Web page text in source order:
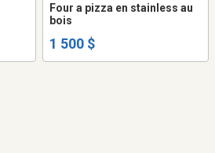
Four a pizza en stainless au
bois
1 500 $